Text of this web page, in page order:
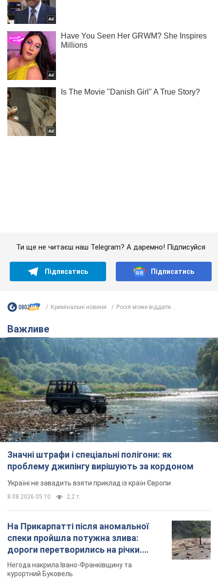
Значні штрафи і спеціальні полігони: як
проблему джипінгу вирішують за кордоном
Україні не завадить взяти приклад із країн Європи
8.08.2026 05:10 2,2 т.
На Прикарпатті після аномальної
спеки пройшла потужна злива:
дороги перетворились на річки.
Відео
Негода накрила Івано-Франківщину та
за газ через покази зіпсованого
лічильника: суддя ухвалив
неочікуване рішення
8 годин тому 31,1 т.